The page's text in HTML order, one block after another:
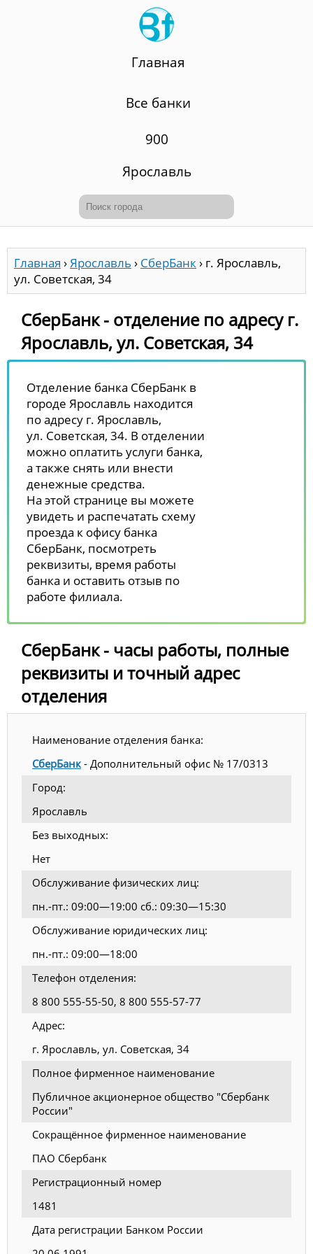
Главная
Все банки
900
Ярославль
Главная ›Ярославль › СберБанк› г. Ярославль,
ул. Советская, 34
СберБанк - отделение по адресу г.
Ярославль, ул. Советская, 34
Отделение банка СберБанк в
городе Ярославль находится
по адресу г. Ярославль,
ул. Советская, 34. В отделении
можно оплатить услуги банка,
а также снять или внести
денежные средства.
На этой странице вы можете
увидеть и распечатать схему
проезда к офису банка
СберБанк, посмотреть
реквизиты, время работы
банка и оставить отзыв по
работе филиала.
СберБанк - часы работы, полные
реквизиты и точный адрес
отделения
Наименование отделения банка:
СберБанк - Дополнительный офис № 17/0313
Город:
Ярославль
Без выходных:
Нет
Обслуживание физических лиц:
пн.-пт.: 09:00—19:00 сб.: 09:30—15:30
Обслуживание юридических лиц:
пн.-пт.: 09:00—18:00
Телефон отделения:
8 800 555-55-50, 8 800 555-57-77
Адрес:
г. Ярославль, ул. Советская, 34
Полное фирменное наименование
Публичное акционерное общество "Сбербанк
России"
Сокращённое фирменное наименование
ПАО Сбербанк
Регистрационный номер
1481
Дата регистрации Банком России